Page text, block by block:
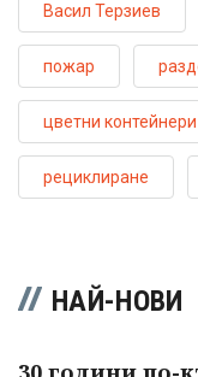
Васил Терзиев
пожар
цветни контейнери
рециклиране
НАЙ-НОВИ